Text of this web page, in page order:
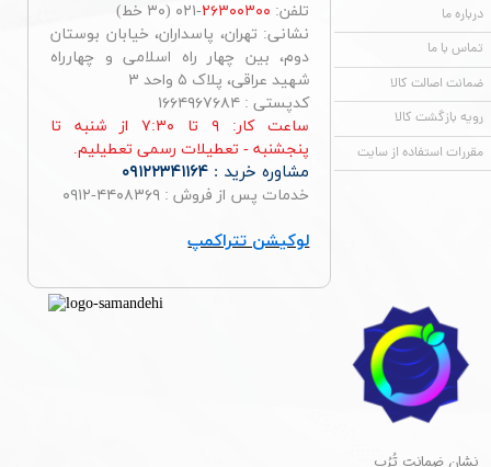
درباره ما
تماس با ما
ضمانت اصالت کالا
رویه بازگشت کالا
مقررات استفاده از سایت
تلفن: ۲۶۳۰۰۳۰۰-۰۲۱ (۳۰ خط)
نشانی: تهران، پاسداران، خیابان بوستان
دوم، بین چهار راه اسلامی و چهارراه
شهید عراقی، پلاک ۵ واحد ۳
کدپستی : ۱۶۶۴۹۶۷۶۸۴
ساعت کار: ۹ تا ۷:۳۰ از شنبه تا
پنجشنبه - تعطیلات رسمی تعطیلیم.
مشاوره خرید : ۰۹۱۲۲۳۴۱۱۶۴
خدمات پس از فروش : ۴۴۰۸۳۶۹-۰۹۱۲
لوکیشن تتراکمپ